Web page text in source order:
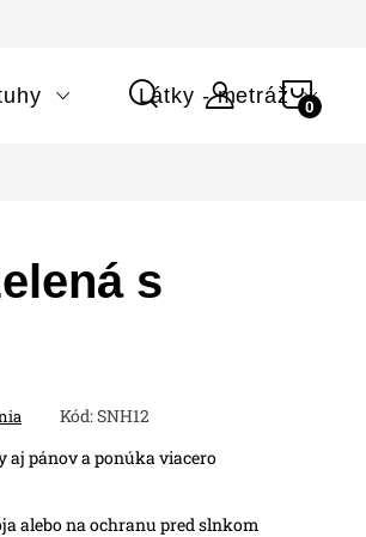
Látky - metráž
s
Kód:SNH12
pánov a ponúka viacero
alebo na ochranu pred slnkom